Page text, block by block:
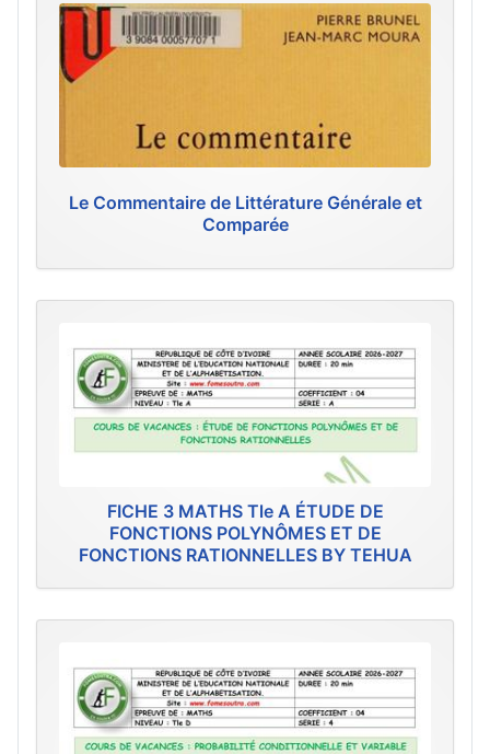
Le Commentaire de Littérature Générale et
Comparée
FICHE 3 MATHS Tle A ÉTUDE DE
FONCTIONS POLYNÔMES ET DE
FONCTIONS RATIONNELLES BY TEHUA